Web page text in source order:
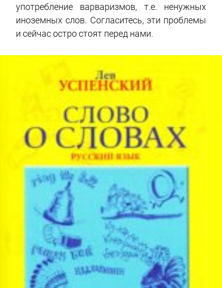
употребление варваризмов, т.е. ненужных
иноземных слов. Согласитесь, эти проблемы
и сейчас остро стоят перед нами.